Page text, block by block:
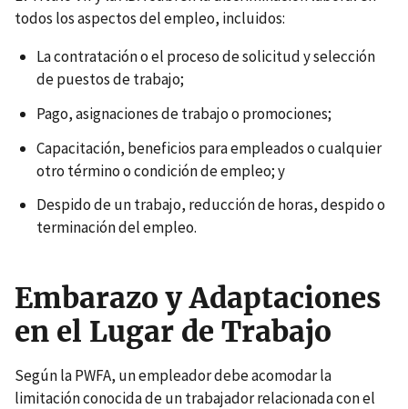
todos los aspectos del empleo, incluidos:
La contratación o el proceso de solicitud y selección
de puestos de trabajo;
Pago, asignaciones de trabajo o promociones;
Capacitación, beneficios para empleados o cualquier
otro término o condición de empleo; y
Despido de un trabajo, reducción de horas, despido o
terminación del empleo.
Embarazo y Adaptaciones
en el Lugar de Trabajo
Según la PWFA, un empleador debe acomodar la
limitación conocida de un trabajador relacionada con el